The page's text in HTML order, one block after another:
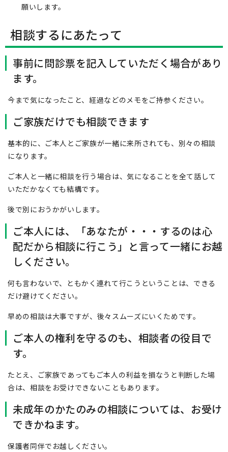
願いします。
相談するにあたって
事前に問診票を記入していただく場合があり
ます。
今まで気になったこと、経過などのメモをご持参ください。
ご家族だけでも相談できます
基本的に、ご本人とご家族が一緒に来所されても、別々の相談
になります。
ご本人と一緒に相談を行う場合は、気になることを全て話して
いただかなくても結構です。
後で別におうかがいします。
ご本人には、「あなたが・・・するのは心
配だから相談に行こう」と言って一緒にお越
しください。
何も言わないで、ともかく連れて行こうということは、できる
だけ避けてください。
早めの相談は大事ですが、後々スムーズにいくためです。
ご本人の権利を守るのも、相談者の役目で
す。
たとえ、ご家族であってもご本人の利益を損なうと判断した場
合は、相談をお受けできないこともあります。
未成年のかたのみの相談については、お受け
できかねます。
保護者同伴でお越しください。